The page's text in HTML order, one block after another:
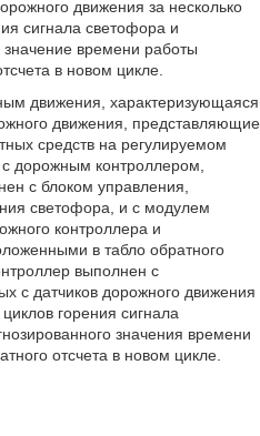
движения за несколько
сигнала светофора и
времени работы
в новом цикле.
движения, характеризующаяся
движения, представляющие
средств на регулируемом
дорожным контроллером,
с блоком управления,
светофора, и с модулем
контроллера и
в табло обратного
выполнен с
с датчиков дорожного движения
горения сигнала
значения времени
отсчета в новом цикле.